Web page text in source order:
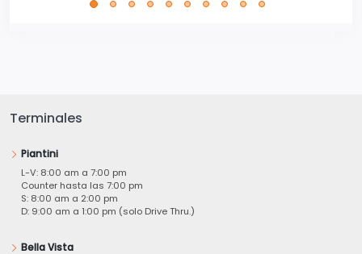
Terminales
Piantini
L-V: 8:00 am a 7:00 pm
Counter hasta las 7:00 pm
S: 8:00 am a 2:00 pm
D: 9:00 am a 1:00 pm (solo Drive Thru.)
Bella Vista